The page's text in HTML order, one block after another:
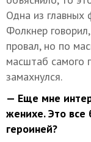
Одна из главных
Фолкнер
провал, но по
масштаб самого
замахнулся.
— Еще мне
женихе. Это все
героиней?